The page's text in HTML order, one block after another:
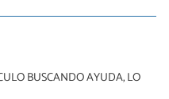
BUSCANDO AYUDA, LO